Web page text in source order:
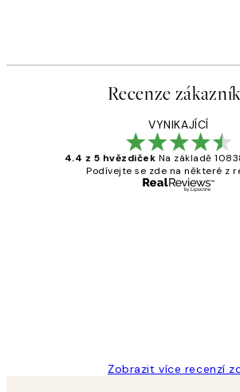
Recenze
VYNIKAJÍCÍ
4.4 z 5 hvězdiček Na základě
Podívejte se zde na některé z
Zobrazit více recenzí